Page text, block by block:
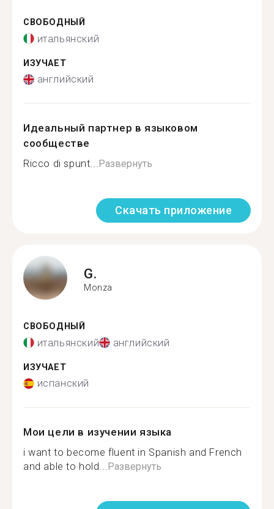
СВОБОДНЫЙ
итальянский
ИЗУЧАЕТ
английский
Идеальный партнер в языковом
сообществе
Ricco di spunt...Развернуть
Скачать приложение
G.
Monza
СВОБОДНЫЙ
итальянский английский
ИЗУЧАЕТ
испанский
Мои цели в изучении языка
i want to become fluent in Spanish and French
and able to hold...Развернуть